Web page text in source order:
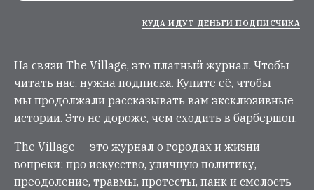
КУДА ИДУТ ДЕНЬГИ ПОДПИСЧИКА
На связи The Village, это платный журнал. Чтобы
читать нас, нужна подписка. Купите её, чтобы
мы продолжали рассказывать вам эксклюзивные
истории. Это не дороже, чем сходить в барбершоп.
The Village — это журнал о городах и жизни
вопреки: про искусство, уличную политику,
преодоление, травмы, протесты, панк и смелость